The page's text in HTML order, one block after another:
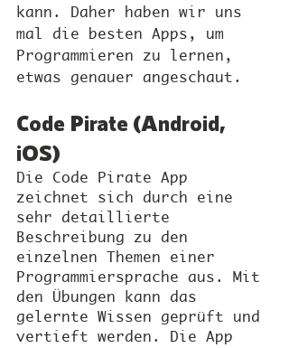
kann. Daher haben wir uns
mal die besten Apps, um
Programmieren zu lernen,
etwas genauer angeschaut.
Code Pirate (Android,
iOS)
Die Code Pirate App
zeichnet sich durch eine
sehr detaillierte
Beschreibung zu den
einzelnen Themen einer
Programmiersprache aus. Mit
den Übungen kann das
gelernte Wissen geprüft und
vertieft werden. Die App